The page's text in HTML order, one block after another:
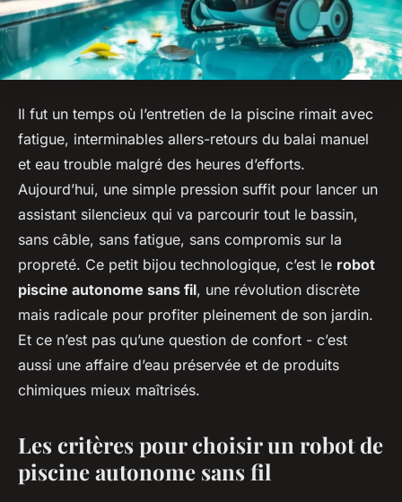
Il fut un temps où l’entretien de la piscine rimait avec
fatigue, interminables allers-retours du balai manuel
et eau trouble malgré des heures d’efforts.
Aujourd’hui, une simple pression suffit pour lancer un
assistant silencieux qui va parcourir tout le bassin,
sans câble, sans fatigue, sans compromis sur la
propreté. Ce petit bijou technologique, c’est le robot
piscine autonome sans fil, une révolution discrète
mais radicale pour profiter pleinement de son jardin.
Et ce n’est pas qu’une question de confort - c’est
aussi une affaire d’eau préservée et de produits
chimiques mieux maîtrisés.
Les critères pour choisir un robot de
piscine autonome sans fil